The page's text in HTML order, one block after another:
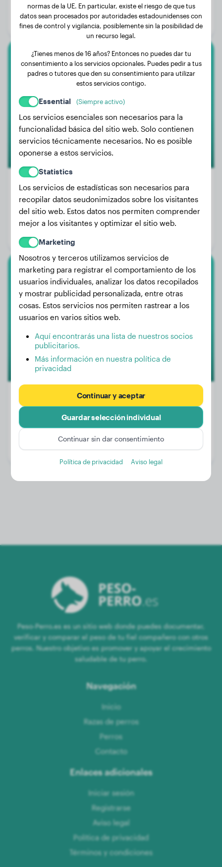
Edad:
1 año, 1 mes
Género:
Perra
Pastor Alemán
Jax
Peso:
12 kg
Edad:
3 años, 10 meses
Género:
Rottweiler
Una
2 años, 9 meses
Género:
Perra
Peso-Perro.es es un sitio web donde puedes documentar,
verificar y comparar el peso de tu fiel compañero con otros
perros. Nuestro objetivo es promover y apoyar el crecimiento
saludable de tu perro.
Navegación
Inicio
Razas de perros
Perros
Contacto
Enlaces adicionales
Iniciar sesión
Registrarse
Aviso legal
Política de privacidad
Términos y condiciones
normas de la UE. En particular, existe el riesgo de que tus
datos sean procesados por autoridades estadounidenses con
fines de control y vigilancia, posiblemente sin la posibilidad de
un recurso legal.
¿Tienes menos de 16 años? Entonces no puedes dar tu
consentimiento a los servicios opcionales. Puedes pedir a tus
padres o tutores que den su consentimiento para utilizar
estos servicios contigo.
Essential (Siempre activo)
Los servicios esenciales son necesarios para la
funcionalidad básica del sitio web. Solo contienen
servicios técnicamente necesarios. No es posible
oponerse a estos servicios.
Statistics
Los servicios de estadísticas son necesarios para
recopilar datos seudonimizados sobre los visitantes
del sitio web. Estos datos nos permiten comprender
mejor a los visitantes y optimizar el sitio web.
Marketing
Nosotros y terceros utilizamos servicios de
marketing para registrar el comportamiento de los
usuarios individuales, analizar los datos recopilados
y mostrar publicidad personalizada, entre otras
cosas. Estos servicios nos permiten rastrear a los
usuarios en varios sitios web.
Aquí encontrarás una lista de nuestros socios
publicitarios.
Más información en nuestra política de
privacidad
Continuar y aceptar
Guardar selección individual
Continuar sin dar consentimiento
Política de privacidad Aviso legal